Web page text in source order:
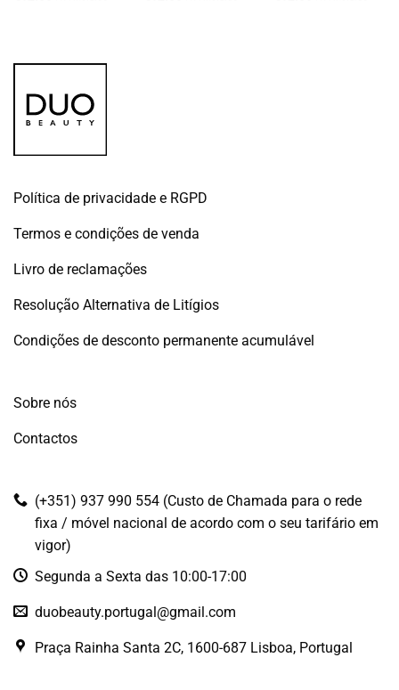
Política de privacidade e RGPD
Termos e condições de venda
Livro de reclamações
Resolução Alternativa de Litígios
Condições de desconto permanente acumulável
Sobre nós
Contactos
(+351) 937 990 554 (Custo de Chamada para o rede
fixa / móvel nacional de acordo com o seu tarifário em
vigor)
Segunda a Sexta das 10:00-17:00
duobeauty.portugal@gmail.com
Praça Rainha Santa 2C, 1600-687 Lisboa, Portugal